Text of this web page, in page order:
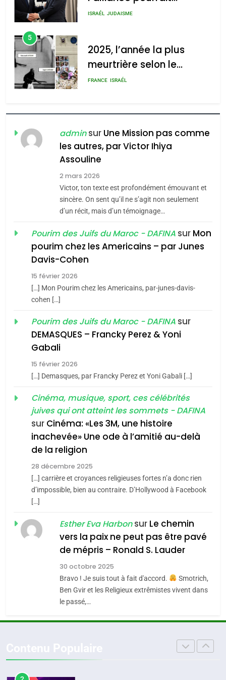
meurtrière selon le rapport
d’ADL contre
l’antisémitisme
admin 0
rapport d’ADL contre
FRANCE ISRAÉL
6
FIÈRE, DIGNE ET RÉSILIENTE :
POURQUOI JE REVENDIQUE
MA JUDAÏTE par Thérèse
ISRAÉL JUDAISME
CE QUI NOUS MANQUE –
Jacques Hadida
JUDAISME
Maroc : Les amandes de
Tafraout, le miel de Tadla
Azilal consacrés produits
du terroir
DAFINA MAROC
Oeil ravageur – Vanessa
De Loya Stauber
«Tu dis génocide, je dis
guerre»: La nouvelle
Tout sur la Nostalgie
SOUVENIRS
l’alliance pourrait
s’étendre à 13 pays
d’Amérique latine
ISRAÉL JUDAISME
2025, l’année la plus
meurtrière selon le
rapport d’ADL contre
l’antisémitisme
FRANCE ISRAÉL
FIÈRE, DIGNE ET RÉSILIENTE :
POURQUOI JE REVENDIQUE
CE QUI NOUS MANQUE –
adminsur Une Mission pas comme
les autres, par Victor Ihiya
Assouline
2 mars 2026
Victor, ton texte est profondément émouvant et
sincère. On sent qu’il ne s’agit non seulement
d’un récit, mais d’un témoignage…
Pourim des Juifs du Maroc - DAFINA sur Mon
pourim chez les Americains – par Junes
Davis-Cohen
15 février 2026
[…] Mon Pourim chez les Americains, par-junes-davis-
cohen […]
Pourim des Juifs du Maroc - DAFINA sur
DEMASQUES – Francky Perez & Yoni
Gabali
15 février 2026
[…] Demasques, par Francky Perez et Yoni Gabali […]
Cinéma, musique, sport, ces célébrités
juives qui ont atteint les sommets - DAFINA
sur Cinéma: «Les 3M, une histoire
inachevée» Une ode à l’amitié au-delà
de la religion
28 décembre 2025
[…] carrière et croyances religieuses fortes n’a donc rien
d’impossible, bien au contraire. D’Hollywood à Facebook
[…]
Esther Eva Harbonsur Le chemin
vers la paix ne peut pas être pavé
de mépris – Ronald S. Lauder
30 octobre 2025
Bravo ! Je suis tout à fait d'accord.
Smotrich,
Ben Gvir et les Religieux extrêmistes vivent dans
le passé,…
2025, l’année la plus
d’ADL contre
l’antisémitisme
FRANCE ISRAÉL
POURQUOI JE REVENDIQUE
Zrihen-Dvir
CE QUI NOUS MANQUE –
Jacques Hadida
JUDAISME
Maroc : Les amandes de
Azilal consacrés produits
du terroir
DAFINA MAROC
Oeil ravageur – Vanessa De
Loya Stauber
CINEMA ISRAÉL
«Tu dis génocide, je dis
guerre»: La nouvelle
chanson de Boy George